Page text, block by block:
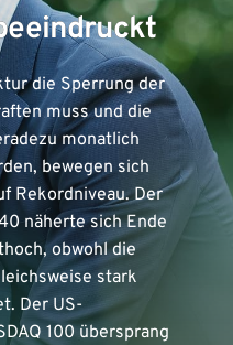
die Sperrung der
muss und die
monatlich
bewegen sich
Rekordniveau. Der
näherte sich Ende
obwohl die
stark
Der US-
100 übersprang